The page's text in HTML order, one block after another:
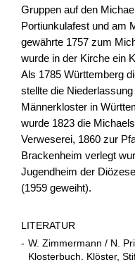
Gruppen auf den
Portiunkulafest und am
gewährte 1757 zum
wurde in der Kirche ein
Als 1785 Württemberg
stellte die
Männerkloster in
wurde 1823 die
Verweserei, 1860 zur
Brackenheim verlegt
Jugendheim der
(1959 geweiht).
LITERATUR
- W. Zimmermann / N.
Klosterbuch. Klöster,